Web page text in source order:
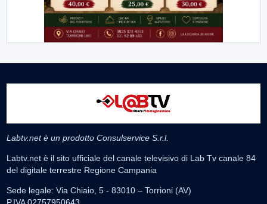
Labtv.net è un prodotto Consulservice S.r.l.
Labtv.net è il sito ufficiale del canale televisivo di Lab Tv canale 84
del digitale terrestre Regione Campania
Sede legale: Via Chiaio, 5 - 83010 – Torrioni (AV)